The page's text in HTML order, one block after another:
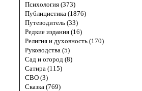
Психология (373)
Публицистика (1876)
Путеводитель (33)
Редкие издания (16)
Религия и духовность (170)
Руководства (5)
Сад и огород (8)
Сатира (115)
СВО (3)
Сказка (769)